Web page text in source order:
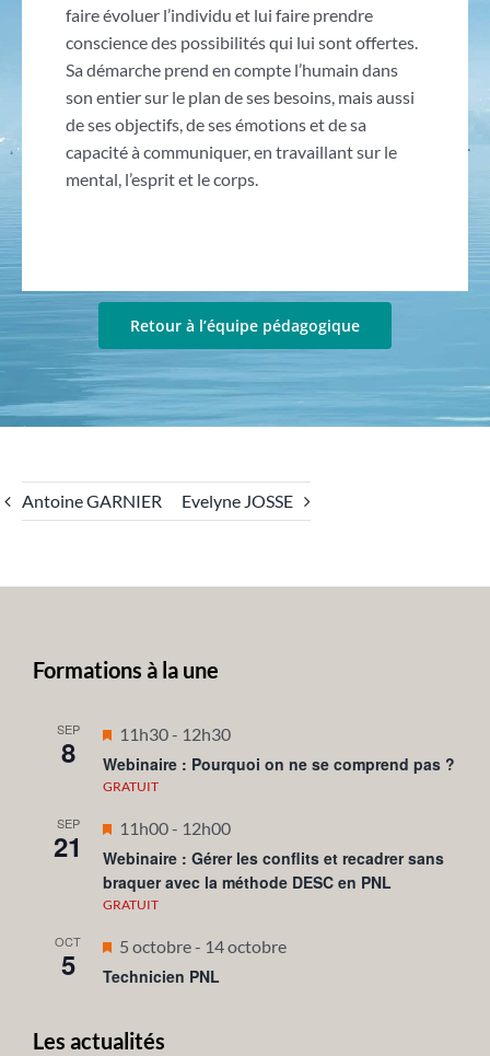
faire évoluer l’individu et lui faire prendre
conscience des possibilités qui lui sont offertes.
Sa démarche prend en compte l’humain dans
son entier sur le plan de ses besoins, mais aussi
de ses objectifs, de ses émotions et de sa
capacité à communiquer, en travaillant sur le
mental, l’esprit et le corps.
Retour à l’équipe pédagogique
Antoine GARNIER Evelyne JOSSE
Formations à la une
SEP
8
Mis
en
avant
11h30- 12h30
Webinaire : Pourquoi on ne se comprend pas ?
GRATUIT
SEP
21
Mis
en
avant
11h00- 12h00
Webinaire : Gérer les conflits et recadrer sans
braquer avec la méthode DESC en PNL
GRATUIT
OCT
5
Mis
en
5 octobre- 14 octobre
Technicien PNL
Les actualités